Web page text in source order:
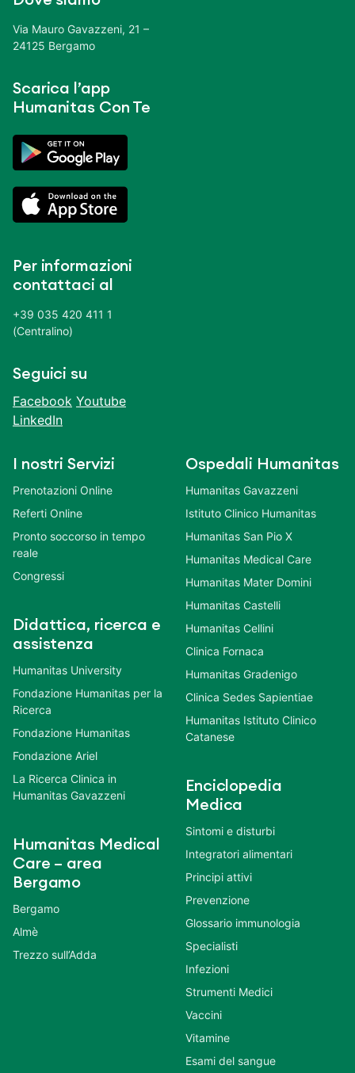
Via Mauro Gavazzeni, 21 –
24125 Bergamo
Scarica l’app
Humanitas Con Te
Per informazioni
contattaci al
+39 035 420 411 1
(Centralino)
Seguici su
Facebook Youtube
LinkedIn
I nostri Servizi
Prenotazioni Online
Referti Online
Pronto soccorso in tempo
reale
Congressi
Didattica, ricerca e
assistenza
Humanitas University
Fondazione Humanitas per la
Ricerca
Fondazione Humanitas
Fondazione Ariel
La Ricerca Clinica in
Humanitas Gavazzeni
Humanitas Medical
Care – area
Bergamo
Bergamo
Almè
Trezzo sull’Adda
Ospedali Humanitas
Humanitas Gavazzeni
Istituto Clinico Humanitas
Humanitas San Pio X
Humanitas Medical Care
Humanitas Mater Domini
Humanitas Castelli
Humanitas Cellini
Clinica Fornaca
Humanitas Gradenigo
Clinica Sedes Sapientiae
Humanitas Istituto Clinico
Catanese
Enciclopedia
Medica
Sintomi e disturbi
Integratori alimentari
Principi attivi
Prevenzione
Glossario immunologia
Specialisti
Infezioni
Strumenti Medici
Vaccini
Vitamine
Esami del sangue